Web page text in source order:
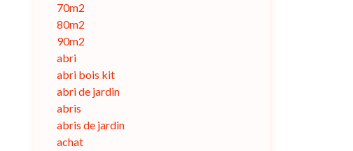
70m2
80m2
90m2
abri
abri bois kit
abri de jardin
abris
abris de jardin
achat